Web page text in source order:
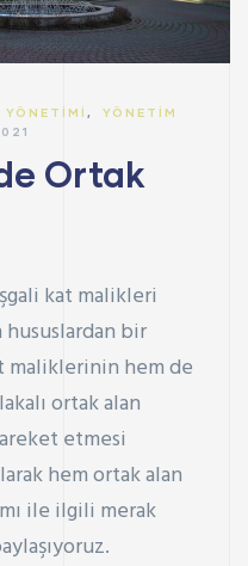
YÖNETIMI ,YÖNETIM
Ortak
kat malikleri
hususlardan bir
maliklerinin hem de
ortak alan
etmesi
hem ortak alan
ile ilgili merak